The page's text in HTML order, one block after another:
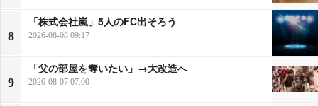
8
「株式会社嵐」5人のFC出そろう
2026-08-08 09:17
9
「父の部屋を奪いたい」→大改造へ
2026-08-07 07:00